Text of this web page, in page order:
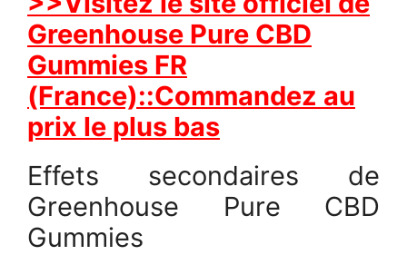
Greenhouse Pure CBD
Gummies FR
(France)::Commandez au
prix le plus bas
Effets secondaires de
Greenhouse Pure CBD
Gummies